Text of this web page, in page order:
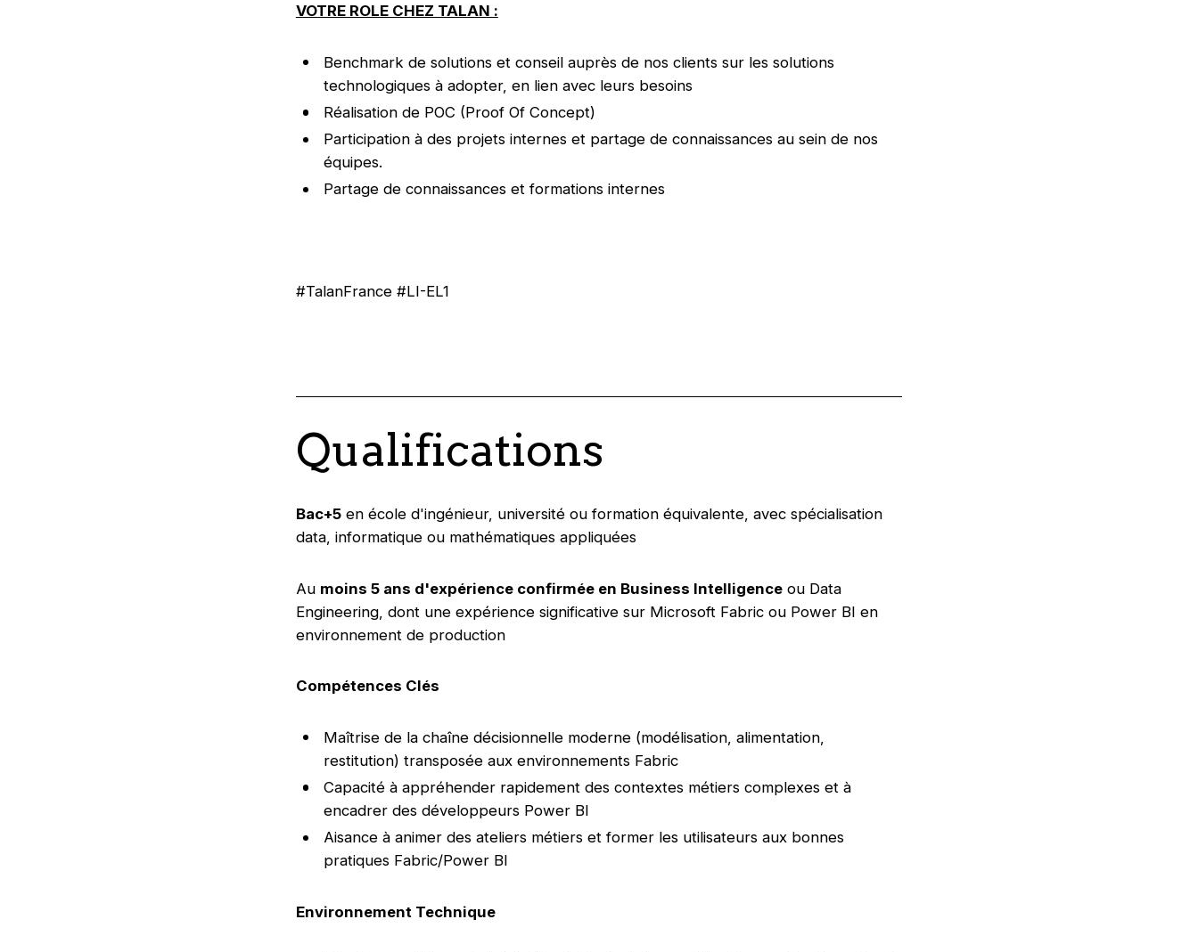
VOTRE ROLE CHEZ TALAN :
Benchmark de solutions et conseil auprès de nos clients sur les solutions
technologiques à adopter, en lien avec leurs besoins
Réalisation de POC (Proof Of Concept)
Participation à des projets internes et partage de connaissances au sein de nos
équipes.
Partage de connaissances et formations internes
#TalanFrance #LI-EL1
Qualifications
Bac+5en école d'ingénieur, université ou formation équivalente, avec spécialisation
data, informatique ou mathématiques appliquées
Au moins 5 ans d'expérience confirmée en Business Intelligenceou Data
Engineering, dont une expérience significative sur Microsoft Fabric ou Power BI en
environnement de production
Compétences Clés
Maîtrise de la chaîne décisionnelle moderne (modélisation, alimentation,
restitution) transposée aux environnements Fabric
Capacité à appréhender rapidement des contextes métiers complexes et à
encadrer des développeurs Power BI
Aisance à animer des ateliers métiers et former les utilisateurs aux bonnes
pratiques Fabric/Power BI
Environnement Technique